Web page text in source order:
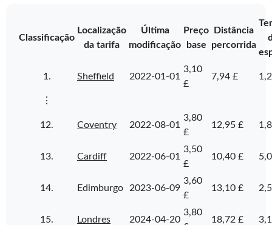
Classificação
Localização
da tarifa
Última
modificação
Preço
base
Distância
percorrida
1. Sheffield 2022-01-01
3,10
£
7,94 £
⋮
12. Coventry 2022-08-01
3,80
£
12,95 £
13. Cardiff 2022-06-01
3,50
£
10,40 £
14. Edimburgo 2023-06-09
3,60
£
13,10 £
15. Londres 2024-04-20
3,80
18,72 £